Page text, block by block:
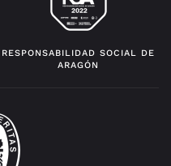
RESPONSABILIDAD SOCIAL DE
ARAGÓN